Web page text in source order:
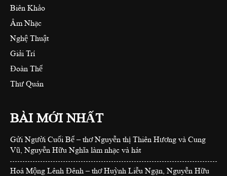
Biên Khảo
Âm Nhạc
Nghệ Thuật
Giải Trí
Đoàn Thể
Thư Quán
BÀI MỚI NHẤT
Gửi Người Cuối Bể – thơ Nguyễn thị Thiên Hương và Cung
Vũ, Nguyễn Hữu Nghĩa làm nhạc và hát
Hoá Mộng Lênh Đênh – thơ Huỳnh Liễu Ngạn, Nguyễn Hữu